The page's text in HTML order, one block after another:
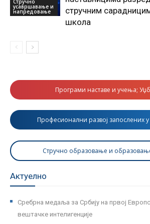
Стручно
усавршавање и
напредовање
стручним
школа
Програми наставе и учења;
Професионални развој запослених
Стручно образовање и
Актуелно
Сребрна медаља за Србију на првој
вештачке интелигенције